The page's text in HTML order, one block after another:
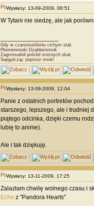
Wysłany: 13-09-2009, 08:51
W Tytani nie siedzę, ale jak
Gdy w czarsmutśleniu cichym stał,
Płomiennooki Dżabbersmok
Zagrzmudnił pośród srożnych skał,
Sapgulcząc poprzez mrok!
Wysłany: 13-09-2009, 12:04
Panie z ostatnich portretów
starszego, lepszego, ale i trudniej
piątego odcinka, dzięki czemu
lubię to anime).
Ale i tak dziękuję.
Wysłany: 13-11-2009, 17:25
Zalazłam chwilę wolnego czasu i
Echoz "Pandora Hearts"